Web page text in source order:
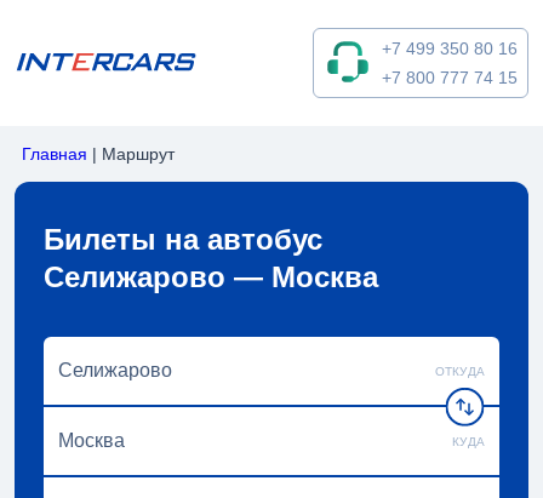
+7 499 350 80 16
+7 800 777 74 15
Главная | Маршрут
Билеты на автобус
Селижарово — Москва
ОТКУДА
КУДА